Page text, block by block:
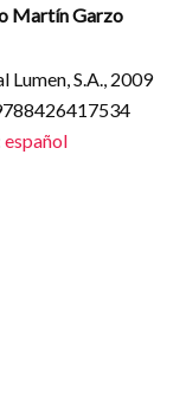
Martín Garzo
Lumen, S.A., 2009
español